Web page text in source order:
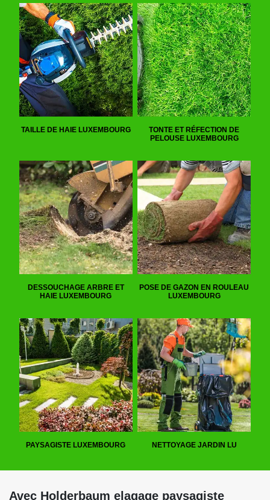
TAILLE DE HAIE LUXEMBOURG
TONTE ET RÉFECTION DE
PELOUSE LUXEMBOURG
DESSOUCHAGE ARBRE ET
HAIE LUXEMBOURG
POSE DE GAZON EN ROULEAU
LUXEMBOURG
PAYSAGISTE LUXEMBOURG NETTOYAGE JARDIN LU
Avec Holderbaum elagage paysagiste